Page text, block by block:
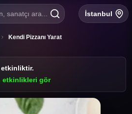
sanatçı ara... İstanbul
Kendi Pizzanı Yarat
etkinlikleri gör